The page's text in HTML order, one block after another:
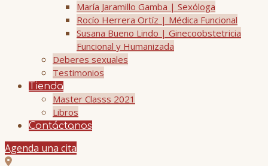
María Jaramillo Gamba | Sexóloga
Rocío Herrera Ortíz | Médica Funcional
Susana Bueno Lindo | Ginecoobstetricia
Funcional y Humanizada
Deberes sexuales
Testimonios
Tienda
Master Classs 2021
Libros
Contáctanos
Agenda una cita